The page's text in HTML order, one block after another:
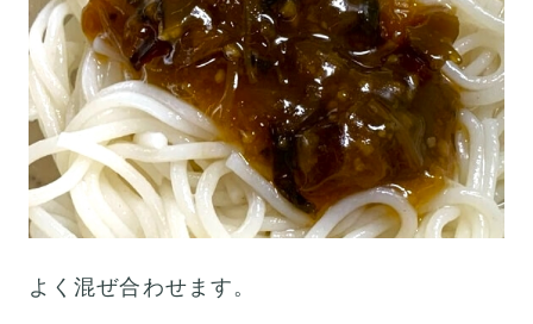
よく混ぜ合わせます。